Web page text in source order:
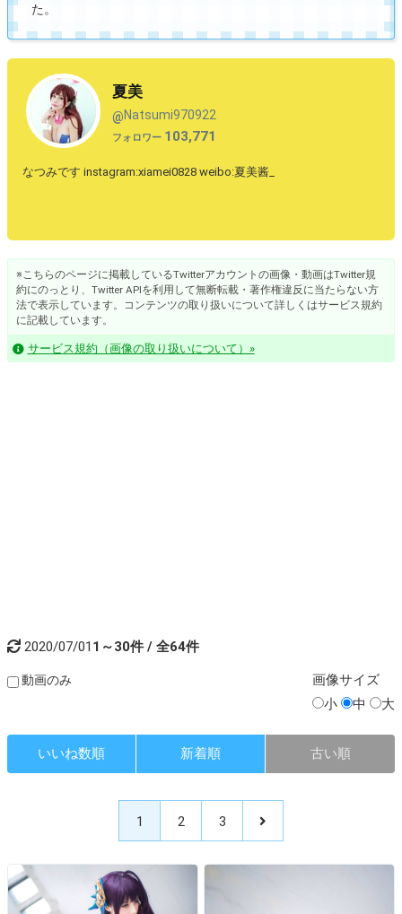
た。
夏美
@Natsumi970922
フォロワー 103,771
なつみです instagram:xiamei0828 weibo:夏美酱_
※こちらのページに掲載しているTwitterアカウントの画像・動画はTwitter規
約にのっとり、Twitter APIを利用して無断転載・著作権違反に当たらない方
法で表示しています。コンテンツの取り扱いについて詳しくはサービス規約
に記載しています。
サービス規約（画像の取り扱いについて）»
2020/07/01 1～30件 / 全64件
動画のみ 画像サイズ
小
中 大
いいね数順 新着順 古い順
1 2 3